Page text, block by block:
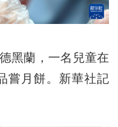
蘭，一名兒童在
嘗月餅。新華社記